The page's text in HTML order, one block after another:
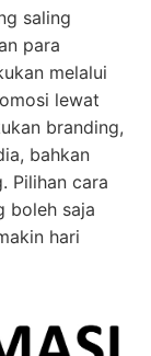
saling
para
melalui
lewat
branding,
bahkan
Pilihan cara
boleh saja
hari